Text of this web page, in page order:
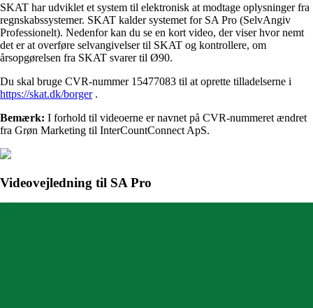
SKAT har udviklet et system til elektronisk at modtage oplysninger fra
regnskabssystemer. SKAT kalder systemet for SA Pro (SelvAngiv
Professionelt). Nedenfor kan du se en kort video, der viser hvor nemt
det er at overføre selvangivelser til SKAT og kontrollere, om
årsopgørelsen fra SKAT svarer til Ø90.
Du skal bruge CVR-nummer 15477083 til at oprette tilladelserne i
https://skat.dk/borger.
Bemærk: I forhold til videoerne er navnet på CVR-nummeret ændret
fra Grøn Marketing til InterCountConnect ApS.
Videovejledning til SA Pro